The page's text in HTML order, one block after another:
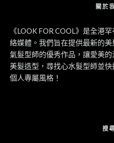
關於
《LOOK FOR COOL》是全港
絡媒體。我們旨在提供最新的
氣髮型師的優秀作品，讓愛美
美髮造型，尋找心水髮型師並
個人專屬風格！
搜